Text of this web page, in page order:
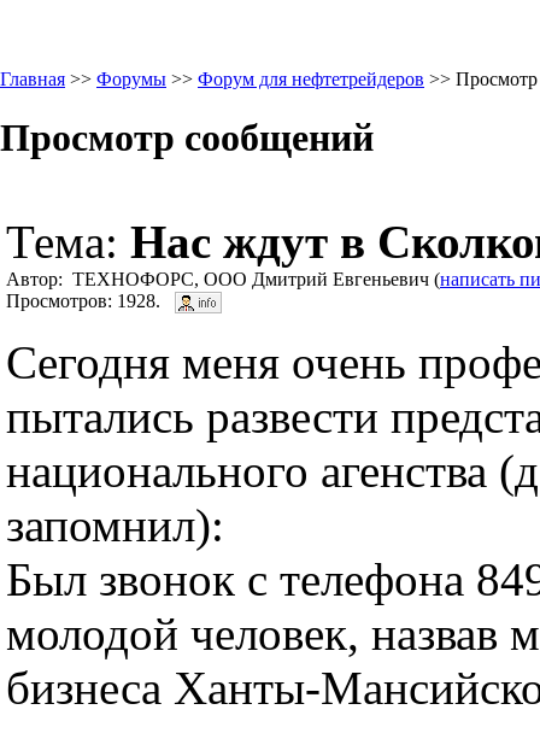
Главная >> Форумы >> Форум для нефтетрейдеров >>
Просмотр сообщений
Тема: Нас ждут в
Автор: ТЕХНОФОРС, ООО Дмитрий Евгеньевич (написать
Просмотров: 1928.
Сегодня меня очень
пытались развести
национального агенства
запомнил):
Был звонок с телефона
молодой человек, назвав
бизнеса Ханты-